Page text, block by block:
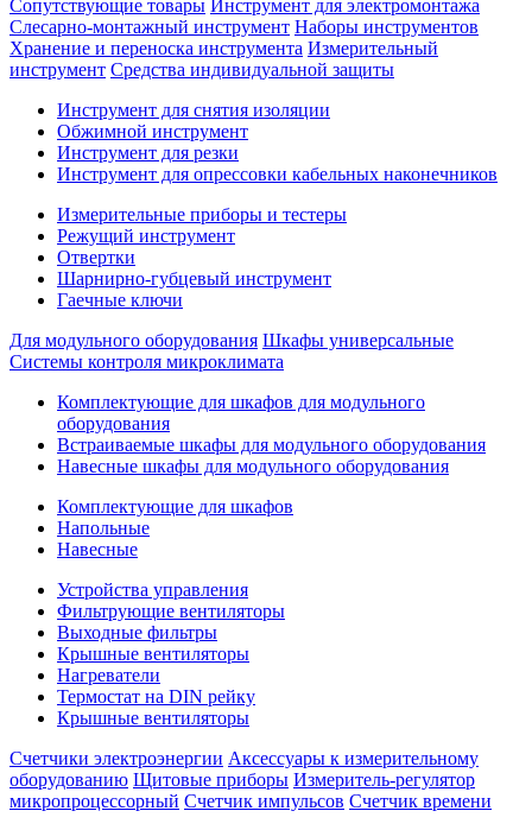
Сопутствующие товары Инструмент для электромонтажа
Слесарно-монтажный инструмент Наборы инструментов
Хранение и переноска инструмента Измерительный
инструмент Средства индивидуальной защиты
Инструмент для снятия изоляции
Обжимной инструмент
Инструмент для резки
Инструмент для опрессовки кабельных наконечников
Измерительные приборы и тестеры
Режущий инструмент
Отвертки
Шарнирно-губцевый инструмент
Гаечные ключи
Для модульного оборудования Шкафы универсальные
Системы контроля микроклимата
Комплектующие для шкафов для модульного
оборудования
Встраиваемые шкафы для модульного оборудования
Навесные шкафы для модульного оборудования
Комплектующие для шкафов
Напольные
Навесные
Устройства управления
Фильтрующие вентиляторы
Выходные фильтры
Крышные вентиляторы
Нагреватели
Термостат на DIN рейку
Крышные вентиляторы
Счетчики электроэнергии Аксессуары к измерительному
оборудованию Щитовые приборы Измеритель-регулятор
микропроцессорный Счетчик импульсов Счетчик времени